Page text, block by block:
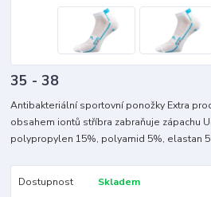
35 - 38
Antibakteriální sportovní ponožky Extra
obsahem iontů stříbra zabraňuje zápachu
polypropylen 15%, polyamid 5%, elastan
Dostupnost
Skladem